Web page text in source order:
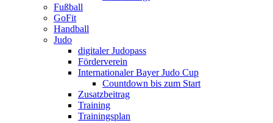
Fußball
GoFit
Handball
Judo
digitaler Judopass
Förderverein
Internationaler Bayer Judo Cup
Countdown bis zum Start
Zusatzbeitrag
Training
Trainingsplan